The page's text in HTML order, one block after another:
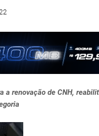
a renovação de CNH,